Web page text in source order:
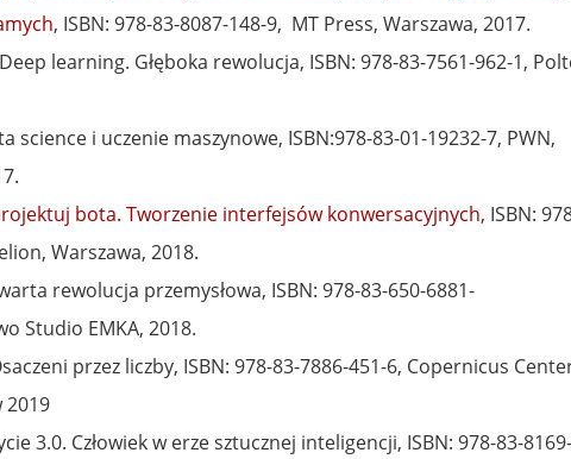
, ISBN: 978-83-8087-148-9, MT Press, Warszawa, 2017.
learning. Głęboka rewolucja, ISBN: 978-83-7561-962-1,
science i uczenie maszynowe, ISBN:978-83-01-19232-7, PWN,
bota. Tworzenie interfejsów konwersacyjnych, ISBN:
Warszawa, 2018.
rewolucja przemysłowa, ISBN: 978-83-650-6881-
Studio EMKA, 2018.
przez liczby, ISBN: 978-83-7886-451-6, Copernicus
2019
3.0. Człowiek w erze sztucznej inteligencji, ISBN: 978-83-